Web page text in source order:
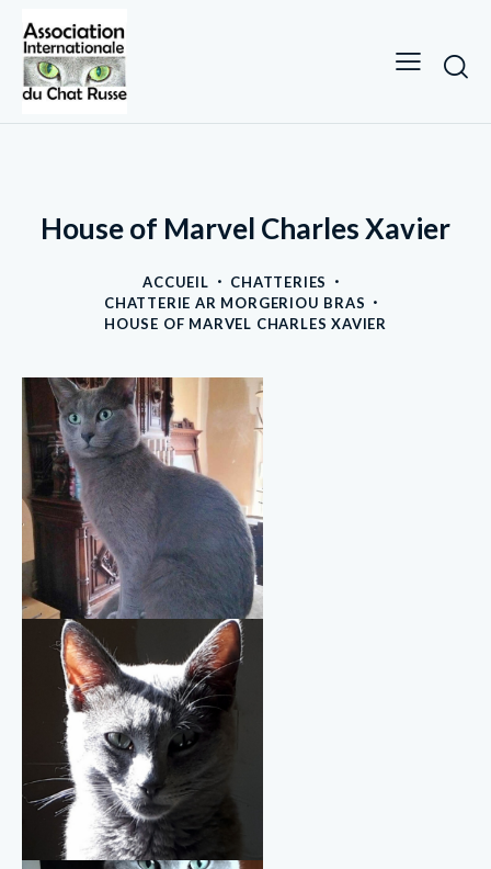
House of Marvel Charles Xavier
ACCUEIL
CHATTERIES
CHATTERIE AR MORGERIOU BRAS
HOUSE OF MARVEL CHARLES XAVIER